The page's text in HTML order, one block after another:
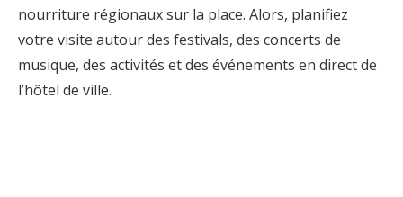
nourriture régionaux sur la place. Alors, planifiez
votre visite autour des festivals, des concerts de
musique, des activités et des événements en direct de
l’hôtel de ville.